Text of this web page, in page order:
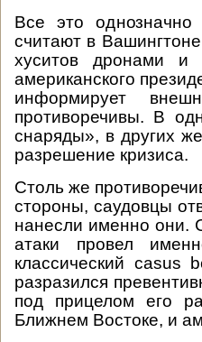
Все это однозначно
считают в
хуситов дронами и
американского
информирует
противоречивы. В
снаряды», в других
разрешение кризиса.
Столь же
стороны, саудовцы
нанесли именно они.
атаки провел
классический casus
разразился
под прицелом его
Ближнем Востоке, и